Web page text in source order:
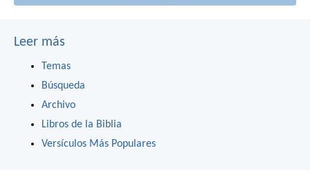
Leer más
Temas
Búsqueda
Archivo
Libros de la Biblia
Versículos Más Populares